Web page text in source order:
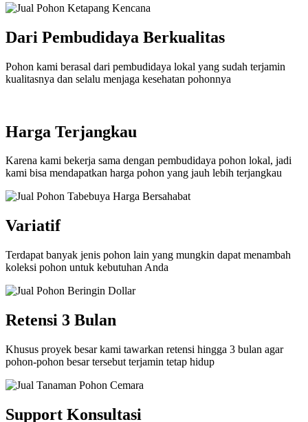
Dari Pembudidaya Berkualitas
Pohon kami berasal dari pembudidaya lokal yang sudah terjamin
kualitasnya dan selalu menjaga kesehatan pohonnya
Harga Terjangkau
Karena kami bekerja sama dengan pembudidaya pohon lokal, jadi
kami bisa mendapatkan harga pohon yang jauh lebih terjangkau
Variatif
Terdapat banyak jenis pohon lain yang mungkin dapat menambah
koleksi pohon untuk kebutuhan Anda
Retensi 3 Bulan
Khusus proyek besar kami tawarkan retensi hingga 3 bulan agar
pohon-pohon besar tersebut terjamin tetap hidup
Support Konsultasi